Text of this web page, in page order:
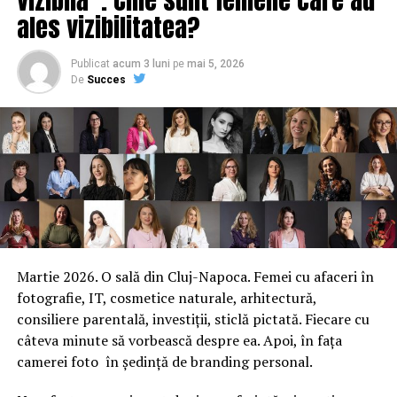
primul an de utilizare, abonamentul anual costă 299 lei.
Comenzi vocale
Liderul pieţei locale de routere este TP-Link. Compania
a lansat recent Deco M5, pe care îl promovează ca fiind
cel mai sigur sistem Wi-Fi. Cunoscut şi ca soluţie de reţea
de tip mesh, TP-Link Deco M5 poate funcţiona ca router
independent oferind acoperire pe o suprafaţă de
aproximativ 140 mp, dar şi ca sistem cu trei unităţi
de dimensiunile locuinţei. Totodată, sistemul poate fi
extins cu până la 10 unităţi Deco, ce se configurează
singure şi care funcţionează toate într-o singură reţea.
Avantajul folosirii acestei soluţii faţă de un router este
aria mult mai mare de acoperire şi, în plus, nivelul de
securitate şi aplicaţiile de control parental disponibile.
ales vizibilitatea?
Publicat acum 3 luni pe mai 5, 2026
De Succes
Martie 2026. O sală din Cluj-Napoca. Femei cu afaceri în
fotografie, IT, cosmetice naturale, arhitectură,
consiliere parentală, investiții, sticlă pictată. Fiecare cu
câteva minute să vorbească despre ea. Apoi, în fața
camerei foto în ședință de branding personal.